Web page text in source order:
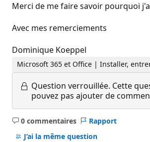
Merci de me faire savoir pourquoi
Avec mes remerciements
Dominique Koeppel
Microsoft 365 et Office | Installer,
Question verrouillée. Cette
pouvez pas ajouter de
0 commentaires
Aucun
commentaire
Rapport
J’ai la même question